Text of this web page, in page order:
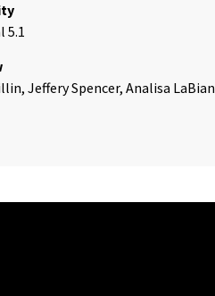
5.1
Jeffery Spencer, Analisa